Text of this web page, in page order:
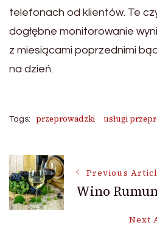
telefonach od klientów. Te
dogłębne monitorowanie
z miesiącami poprzednimi
na dzień.
Tags: przeprowadzki usługi
Post
Navigation
Previous
Wino
Next